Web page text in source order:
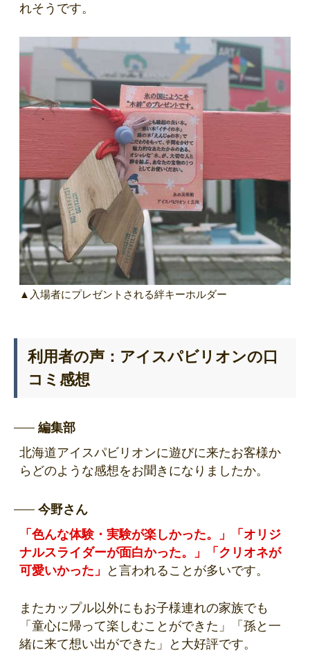
れそうです。
▲入場者にプレゼントされる絆キーホルダー
利用者の声：アイスパビリオンの口
コミ感想
編集部
北海道アイスパビリオンに遊びに来たお客様か
らどのような感想をお聞きになりましたか。
今野さん
「色んな体験・実験が楽しかった。」「オリジ
ナルスライダーが面白かった。」「クリオネが
可愛いかった」
と言われることが多いです。
またカップル以外にもお子様連れの家族でも
「童心に帰って楽しむことができた」「孫と一
緒に来て想い出ができた」と大好評です。